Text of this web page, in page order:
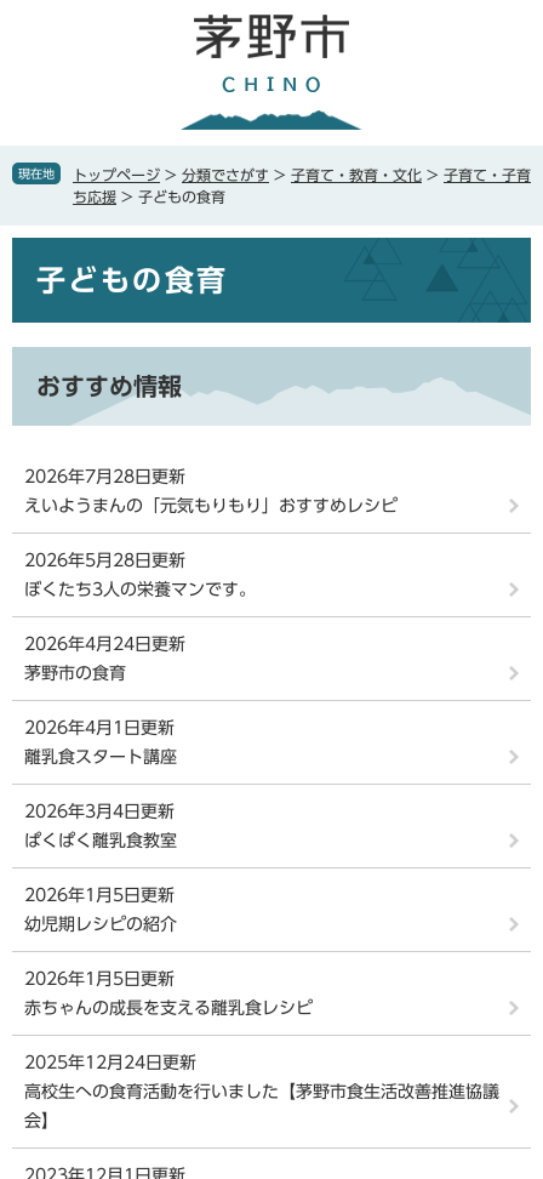
で
ば
本
現在地 トップページ > 分類でさがす > 子育て・教育・文化 > 子育て・子育
ち応援 > 子どもの食育
子どもの食育
おすすめ情報
2026年7月28日更新
えいようまんの「元気もりもり」おすすめレシピ
2026年5月28日更新
ぼくたち3人の栄養マンです。
2026年4月24日更新
茅野市の食育
2026年4月1日更新
離乳食スタート講座
2026年3月4日更新
ぱくぱく離乳食教室
2026年1月5日更新
幼児期レシピの紹介
2026年1月5日更新
赤ちゃんの成長を支える離乳食レシピ
2025年12月24日更新
高校生への食育活動を行いました【茅野市食生活改善推進協議
会】
2023年12月1日更新